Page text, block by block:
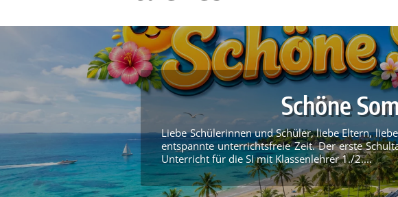
Schöne
Liebe Schülerinnen und Schüler, liebe Eltern,
entspannte unterrichtsfreie Zeit. Der erste
Unterricht für die SI mit Klassenlehrer 1./2....